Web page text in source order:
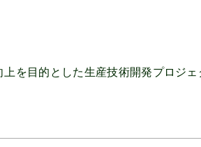
を目的とした生産技術開発プロジ